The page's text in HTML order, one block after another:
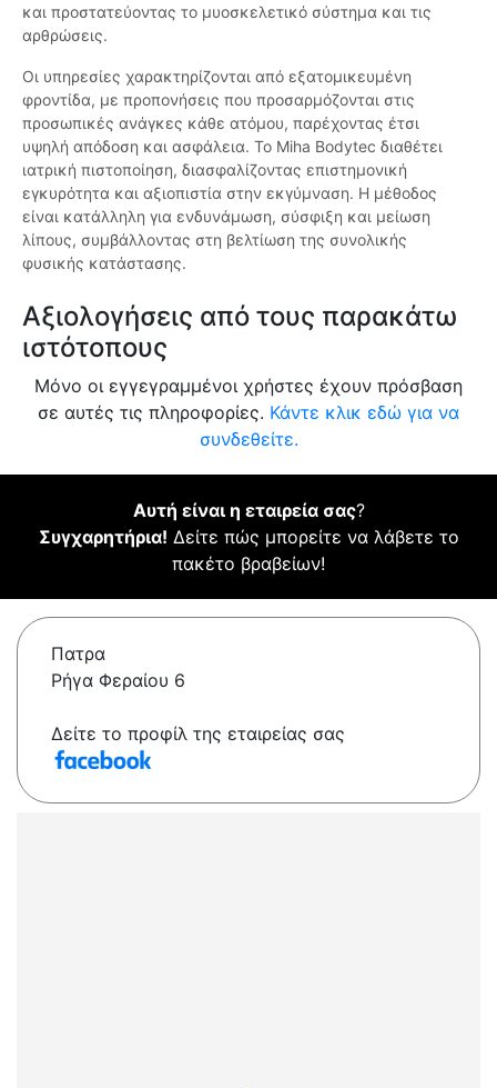
και προστατεύοντας το μυοσκελετικό σύστημα και τις
αρθρώσεις.
Οι υπηρεσίες χαρακτηρίζονται από εξατομικευμένη
φροντίδα, με προπονήσεις που προσαρμόζονται στις
προσωπικές ανάγκες κάθε ατόμου, παρέχοντας έτσι
υψηλή απόδοση και ασφάλεια. Το Miha Bodytec διαθέτει
ιατρική πιστοποίηση, διασφαλίζοντας επιστημονική
εγκυρότητα και αξιοπιστία στην εκγύμναση. Η μέθοδος
είναι κατάλληλη για ενδυνάμωση, σύσφιξη και μείωση
λίπους, συμβάλλοντας στη βελτίωση της συνολικής
φυσικής κατάστασης.
Αξιολογήσεις από τους παρακάτω
ιστότοπους
Μόνο οι εγγεγραμμένοι χρήστες έχουν πρόσβαση
σε αυτές τις πληροφορίες. Κάντε κλικ εδώ για να
συνδεθείτε.
Αυτή είναι η εταιρεία σας?
Συγχαρητήρια! Δείτε πώς μπορείτε να λάβετε το
πακέτο βραβείων!
Πατρα
Ρήγα Φεραίου 6
Δείτε το προφίλ της εταιρείας σας